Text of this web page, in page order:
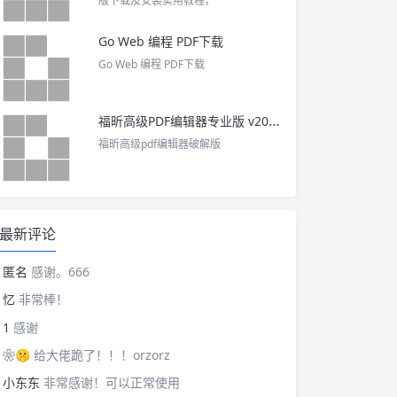
Go Web 编程 PDF下载
Go Web 编程 PDF下载
福昕高级PDF编辑器专业版 v2025 中文激活版
福昕高级pdf编辑器破解版
最新评论
匿名 感谢。666
忆 非常棒！
1 感谢
❀🤫 给大佬跪了！！！orzorz
小东东 非常感谢！可以正常使用